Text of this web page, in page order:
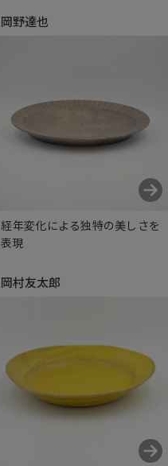
岡野達也
経年変化による独特の美しさを
表現
岡村友太郎